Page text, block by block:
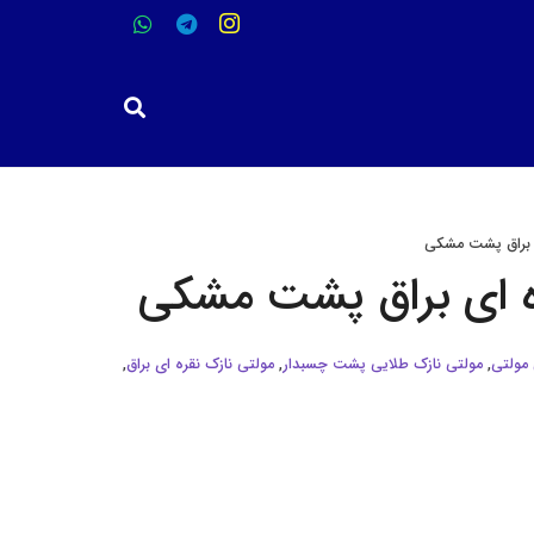
براق پشت مشکی
ای براق پشت مشکی
مولتی, مولتی نازک طلایی پشت چسبدار, مولتی نازک نقره ای براق,